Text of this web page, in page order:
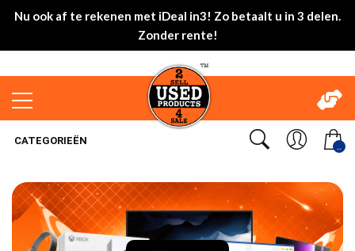
Nu ook af te rekenen met iDeal in3! Zo betaalt u in 3 delen.
Zonder rente!
..
CATEGORIEËN